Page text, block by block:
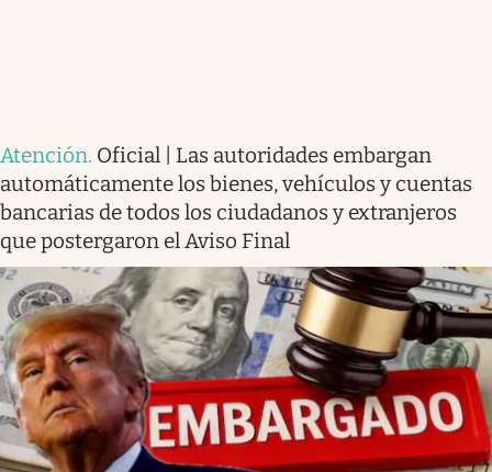
Atención. Oficial | Las autoridades embargan
automáticamente los bienes, vehículos y cuentas
bancarias de todos los ciudadanos y extranjeros
que postergaron el Aviso Final